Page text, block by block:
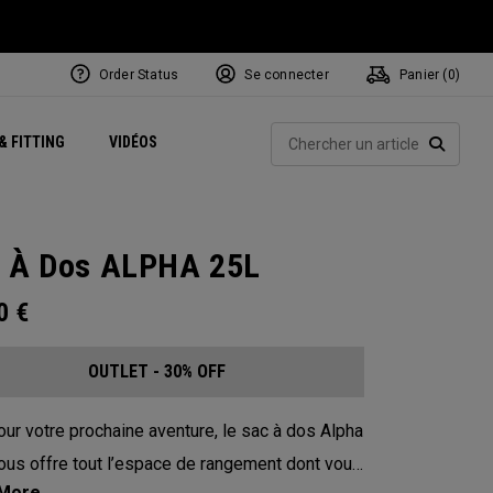
FITTING VIDÉOSExclusive Mavrik Complete Sets
Exclusivités - Balles de Golf
Juillet NEW Headwear
Women's Golf Balls
Exclusivités - Accessoires
Régionaux
Order Status Se connecter Panier ( 0)
À Dos ALPHA 25L
€
OUTLET - 30% OFF
votre prochaine aventure, le sac à dos Alpha
offre tout l’espace de rangement dont vous